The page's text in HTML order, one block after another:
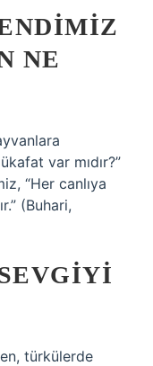
NE
var mıdır?”
“Her canlıya
(Buhari,
türkülerde